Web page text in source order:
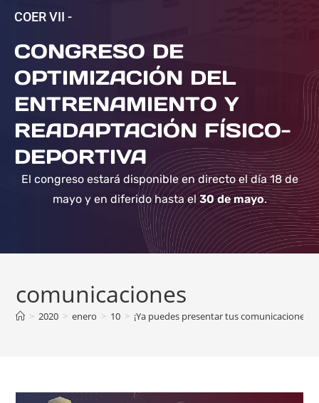
COER VII -
CONGRESO DE
OPTIMIZACIÓN DEL
ENTRENAMIENTO Y
READAPTACIÓN FÍSICO-
DEPORTIVA
El congreso estará disponible en directo el día 18 de
mayo y en diferido hasta el30 de mayo.
comunicaciones
> 2020 > enero > 10 > ¡Ya puedes presentar tus comunicaciones